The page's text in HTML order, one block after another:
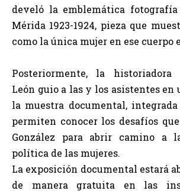
develó la emblemática
Mérida 1923-1924, pieza que
como la única mujer en ese cuerpo
Posteriormente, la historiadora
León guio a las y los asistentes en
la muestra documental,
permiten conocer los desafíos
González para abrir camino a
política de las mujeres.
La exposición documental estará
de manera gratuita en las